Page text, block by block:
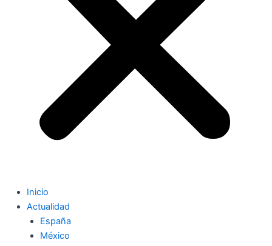
Inicio
Actualidad
España
México